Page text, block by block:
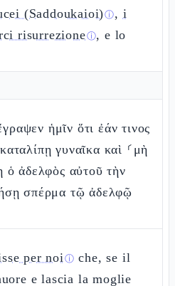
(Saddoukaioi)ⓘ, i
risurrezioneⓘ, e lo
ἡμῖν ὅτι ἐάν τινος
γυναῖκα καὶ ⸂μὴ
ὁ ἀδελφὸς αὐτοῦ τὴν
σπέρμα τῷ ἀδελφῷ
per noiⓘ che, se il
e lascia la moglie